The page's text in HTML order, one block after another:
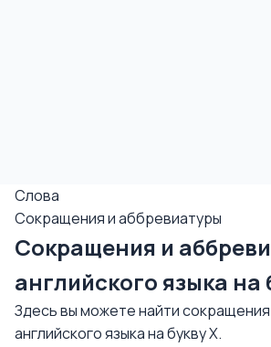
Слова
Сокращения и аббревиатуры
Сокращения и
английского языка на
Здесь вы можете найти
английского языка на букву X.